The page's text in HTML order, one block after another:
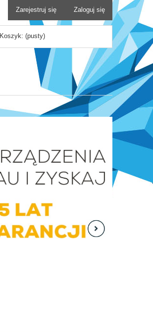
Zarejestruj się Zaloguj się
Koszyk: (pusty)